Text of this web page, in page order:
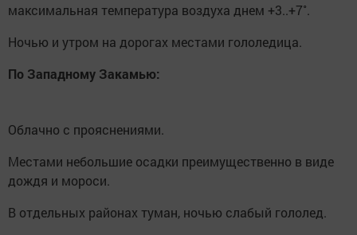
максимальная температура воздуха днем +3..+7˚.
Ночью и утром на дорогах местами гололедица.
По Западному Закамью:
Облачно с прояснениями.
Местами небольшие осадки преимущественно в виде
дождя и мороси.
В отдельных районах туман, ночью слабый гололед.